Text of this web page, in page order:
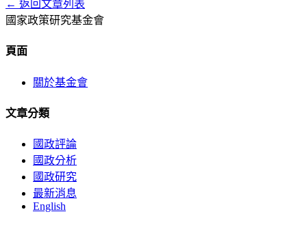
← 返回文章列表
國家政策研究基金會
頁面
關於基金會
文章分類
國政評論
國政分析
國政研究
最新消息
English